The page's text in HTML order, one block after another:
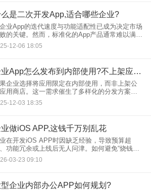
是二次开发App,适合哪些企业?
业App的迭代速度与功能适配性已成为决定市场
的关键。然而，标准化的App产品通常难以满足
的个性化需求，特别是业务流程复杂、数据安
求高的行业中的企业。此时，二次开发App凭借
12-06 18:05
企业App怎么发布到内部使用?不上架应用商店的方案
企业选择将应用限定在内部使用，而非上架公
用商店。这一需求催生了多样化的分发方案。
将从iOS与鸿蒙系统两大主流平台出发，详细解
业App不上架应用商店的三大主流分发路径，助
12-03 18:35
做iOS APP,这钱千万别乱花
在开发iOS APP时因缺乏经验，导致预算超
功能冗余或上线后无人问津。如何避免“烧钱陷
？本文结合行业案例与实战经验，为企业梳理关
键省钱策略。 一、前期规划：精准定位，告
03-23 09:10
型企业内部办公APP如何规划?